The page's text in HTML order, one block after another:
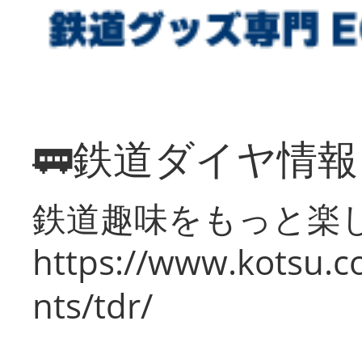
🚃鉄道ダイヤ情
鉄道趣味をもっと楽
https://
nts/tdr/